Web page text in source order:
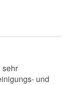
sehr
und